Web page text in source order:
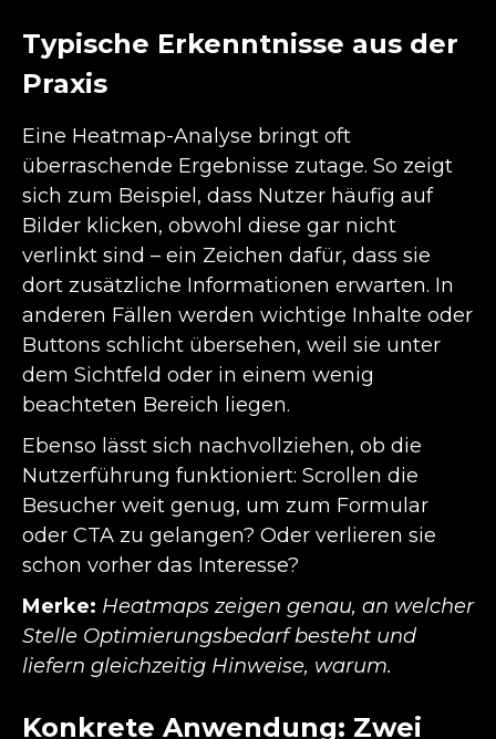
Typische Erkenntnisse aus der
Praxis
Eine Heatmap-Analyse bringt oft
überraschende Ergebnisse zutage. So zeigt
sich zum Beispiel, dass Nutzer häufig auf
Bilder klicken, obwohl diese gar nicht
verlinkt sind – ein Zeichen dafür, dass sie
dort zusätzliche Informationen erwarten. In
anderen Fällen werden wichtige Inhalte oder
Buttons schlicht übersehen, weil sie unter
dem Sichtfeld oder in einem wenig
beachteten Bereich liegen.
Ebenso lässt sich nachvollziehen, ob die
Nutzerführung funktioniert: Scrollen die
Besucher weit genug, um zum Formular
oder CTA zu gelangen? Oder verlieren sie
schon vorher das Interesse?
Merke: Heatmaps zeigen genau, an welcher
Stelle Optimierungsbedarf besteht und
liefern gleichzeitig Hinweise, warum.
Konkrete Anwendung: Zwei